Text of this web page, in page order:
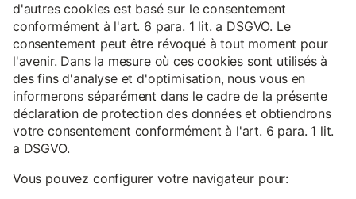
d'autres cookies est basé sur le consentement
conformément à l'art. 6 para. 1 lit. a DSGVO. Le
consentement peut être révoqué à tout moment pour
l'avenir. Dans la mesure où ces cookies sont utilisés à
des fins d'analyse et d'optimisation, nous vous en
informerons séparément dans le cadre de la présente
déclaration de protection des données et obtiendrons
votre consentement conformément à l'art. 6 para. 1 lit.
a DSGVO.
Vous pouvez configurer votre navigateur pour: